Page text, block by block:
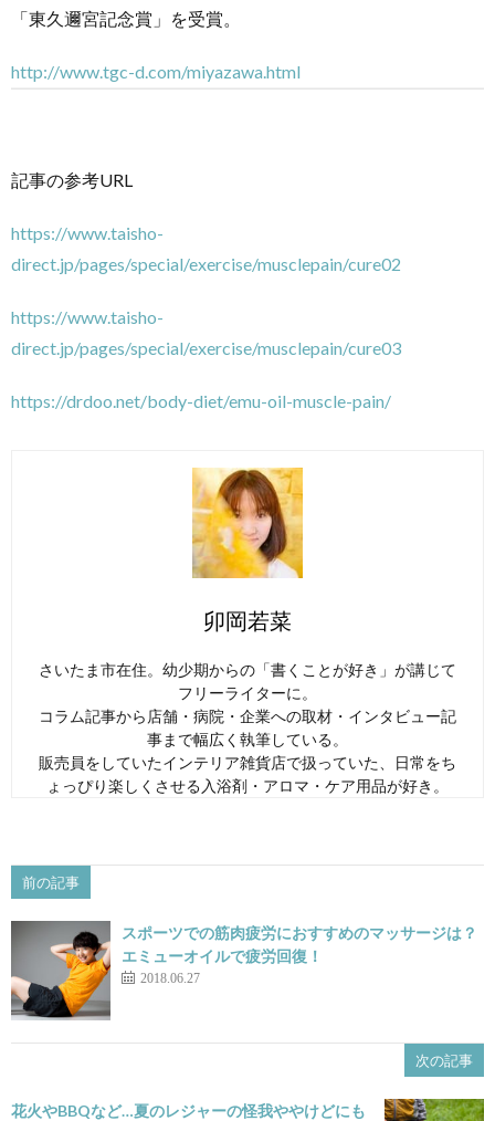
「東久邇宮記念賞」を受賞。
http://www.tgc-d.com/miyazawa.html
記事の参考URL
https://www.taisho-
direct.jp/pages/special/exercise/musclepain/cure02
https://www.taisho-
direct.jp/pages/special/exercise/musclepain/cure03
https://drdoo.net/body-diet/emu-oil-muscle-pain/
卯岡若菜
さいたま市在住。幼少期からの「書くことが好き」が講じて
フリーライターに。
コラム記事から店舗・病院・企業への取材・インタビュー記
事まで幅広く執筆している。
販売員をしていたインテリア雑貨店で扱っていた、日常をち
ょっぴり楽しくさせる入浴剤・アロマ・ケア用品が好き。
前の記事
スポーツでの筋肉疲労におすすめのマッサージは？
エミューオイルで疲労回復！
2018.06.27
次の記事
花火やBBQなど…夏のレジャーの怪我ややけどにも